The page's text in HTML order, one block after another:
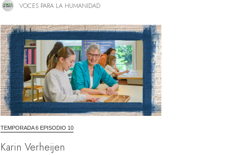
VOCES PARA LA HUMANIDAD
TEMPORADA 6 EPISODIO 10
Karin Verheijen